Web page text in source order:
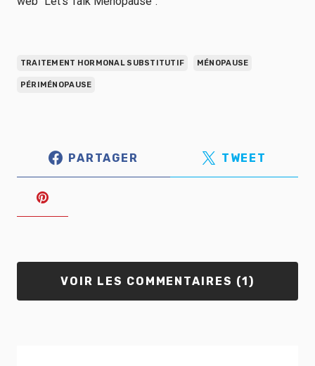
TRAITEMENT HORMONAL SUBSTITUTIF MÉNOPAUSE
PÉRIMÉNOPAUSE
PARTAGER TWEET
VOIR LES COMMENTAIRES (1)